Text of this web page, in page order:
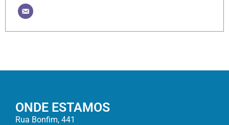
ONDE ESTAMOS
Rua Bonfim, 441